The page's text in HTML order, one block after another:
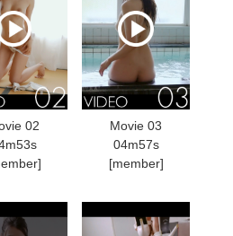
02
Movie 03
04m57s
[member]